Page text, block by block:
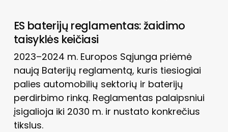
ES baterijų reglamentas: žaidimo
taisyklės keičiasi
2023–2024 m. Europos Sąjunga priėmė
naują Baterijų reglamentą, kuris tiesiogiai
palies automobilių sektorių ir baterijų
perdirbimo rinką. Reglamentas palaipsniui
įsigalioja iki 2030 m. ir nustato konkrečius
tikslus.